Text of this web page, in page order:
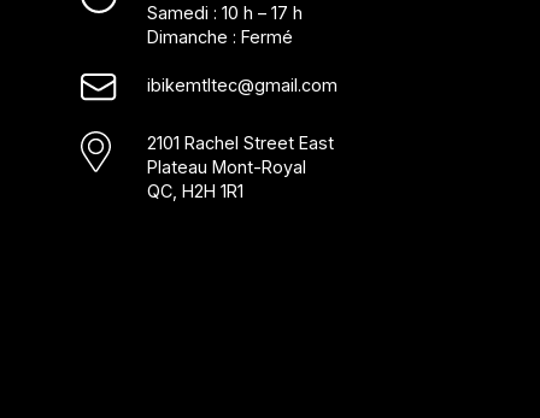
Samedi : 10 h – 17 h
Dimanche : Fermé
ibikemtltec@gmail.com
2101 Rachel Street East
Plateau Mont-Royal
QC, H2H 1R1